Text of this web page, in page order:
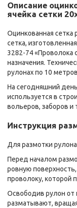
Описание
ячейка сетки
Оцинкованная сетка
сетка,
3282-74 «Проволока
назначения.
рулонах по 10
На сегодняшний
используется в
вольеров, заборов и
Инструкция
Для размотки
Перед началом
ровную
проволоку, которой
Освободив рулон от
разматывают,